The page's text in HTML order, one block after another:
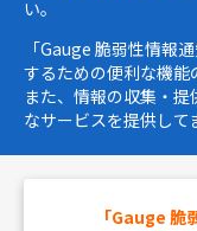
い。
「Gauge 脆弱性情報
するための便利な機能
また、情報の収集・
なサービスを提供して
「Gauge 脆